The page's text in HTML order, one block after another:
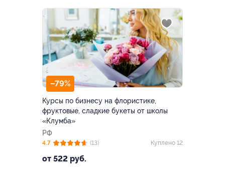
–79%
Курсы по бизнесу на флористике,
фруктовые, сладкие букеты от школы
«Клумба»
РФ
от 522 руб.
4.7 (13) Куплено 12